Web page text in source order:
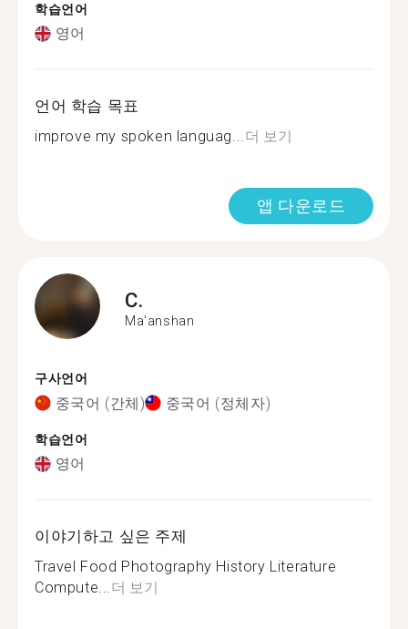
학습언어
영어
언어 학습 목표
improve my spoken languag...더 보기
앱 다운로드
C.
Ma'anshan
구사언어
중국어 (간체) 중국어 (정체자)
학습언어
영어
이야기하고 싶은 주제
Travel Food Photography History Literature
Compute...더 보기